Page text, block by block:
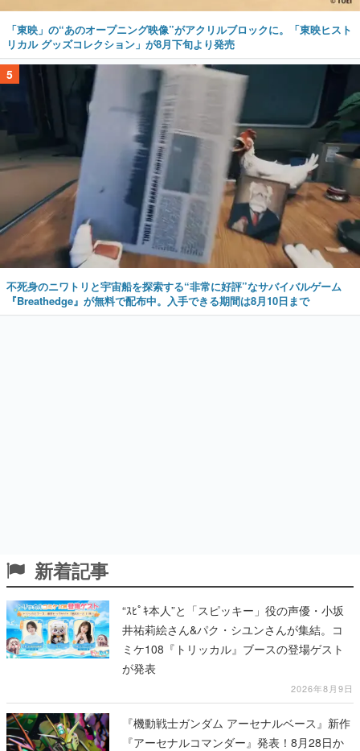
「東映」の“あのオープニング映像”がアクリルブロックに。「東映ヒスト
リカル グッズコレクション」が8月下旬より発売
5
不死身のニワトリと宇宙船を探索する“非常に好評”なサバイバルゲーム
『Breathedge』が無料で配布中。入手できる期間は8月10日まで
新着記事
“ｽﾋﾟｷ本人”と「スピッキー」役の声優・小坂
井祐莉絵さん&パク・シユンさんが集結。コ
ミケ108『トリッカル』ブースの登場ゲスト
が発表
2026年8月9日
『機動戦士ガンダム アーセナルベース』新作
『アーセナルコマンダー』発表！8月28日か